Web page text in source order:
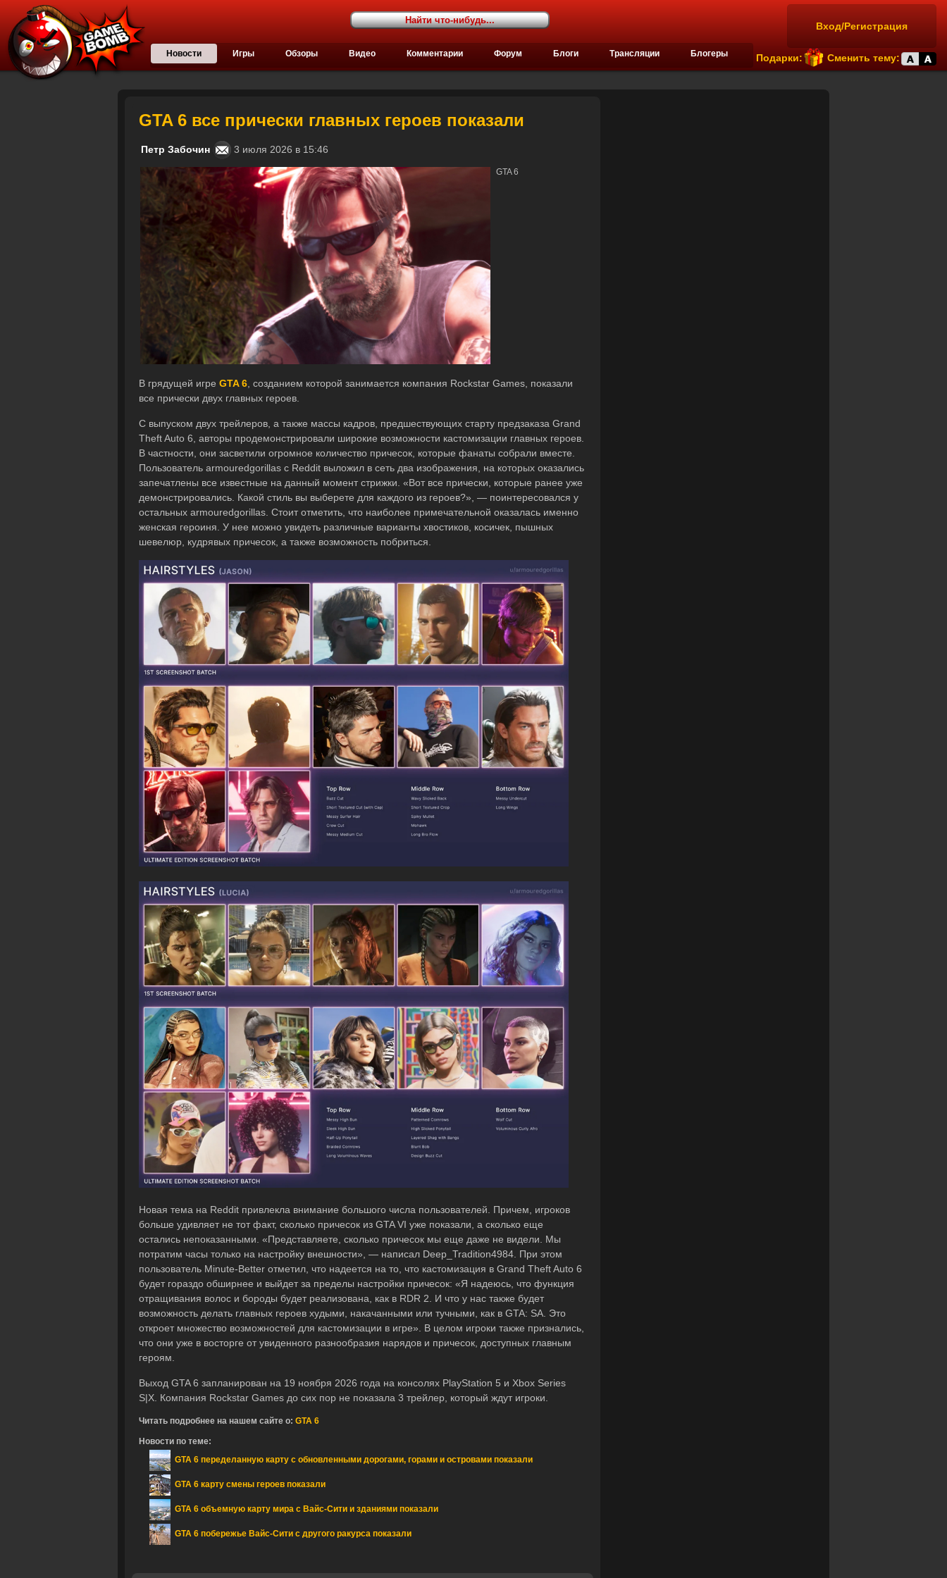
Вход/Регистрация
Подарки: Сменить тему:
Новости Игры Обзоры Видео Комментарии Форум Блоги Трансляции Блогеры
GTA 6 все прически главных героев показали
Петр Забочин 3 июля 2026 в 15:46
GTA 6
В грядущей игре GTA 6 , созданием которой занимается компания Rockstar Games, показали
все прически двух главных героев.
С выпуском двух трейлеров, а также массы кадров, предшествующих старту предзаказа Grand
Theft Auto 6, авторы продемонстрировали широкие возможности кастомизации главных героев.
В частности, они засветили огромное количество причесок, которые фанаты собрали вместе.
Пользователь armouredgorillas с Reddit выложил в сеть два изображения, на которых оказались
запечатлены все известные на данный момент стрижки. «Вот все прически, которые ранее уже
демонстрировались. Какой стиль вы выберете для каждого из героев?», — поинтересовался у
остальных armouredgorillas. Стоит отметить, что наиболее примечательной оказалась именно
женская героиня. У нее можно увидеть различные варианты хвостиков, косичек, пышных
шевелюр, кудрявых причесок, а также возможность побриться.
Новая тема на Reddit привлекла внимание большого числа пользователей. Причем, игроков
больше удивляет не тот факт, сколько причесок из GTA VI уже показали, а сколько еще
остались непоказанными. «Представляете, сколько причесок мы еще даже не видели. Мы
потратим часы только на настройку внешности», — написал Deep_Tradition4984. При этом
пользователь Minute-Better отметил, что надеется на то, что кастомизация в Grand Theft Auto 6
будет гораздо обширнее и выйдет за пределы настройки причесок: «Я надеюсь, что функция
отращивания волос и бороды будет реализована, как в RDR 2. И что у нас также будет
возможность делать главных героев худыми, накачанными или тучными, как в GTA: SA. Это
откроет множество возможностей для кастомизации в игре». В целом игроки также признались,
что они уже в восторге от увиденного разнообразия нарядов и причесок, доступных главным
героям.
Выход GTA 6 запланирован на 19 ноября 2026 года на консолях PlayStation 5 и Xbox Series
S|X. Компания Rockstar Games до сих пор не показала 3 трейлер, который ждут игроки.
Читать подробнее на нашем сайте о: GTA 6
Новости по теме:
GTA 6 переделанную карту с обновленными дорогами, горами и островами показали
GTA 6 карту смены героев показали
GTA 6 объемную карту мира с Вайс-Сити и зданиями показали
GTA 6 побережье Вайс-Сити с другого ракурса показали